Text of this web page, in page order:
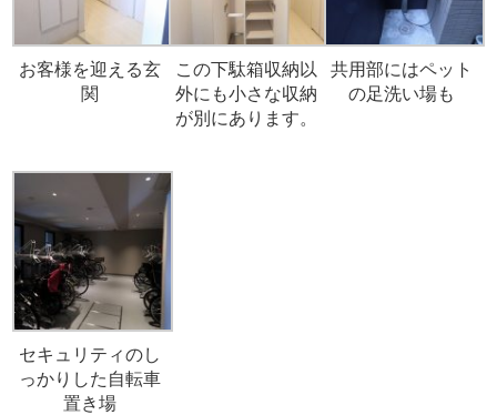
お客様を迎える玄
関
この下駄箱収納以
外にも小さな収納
が別にあります。
共用部にはペット
の足洗い場も
セキュリティのし
っかりした自転車
置き場